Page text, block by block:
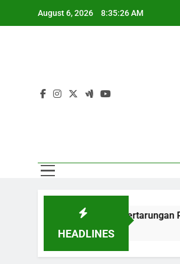
August 6, 2026 8:35:27 AM
HEADLINES
Pertarungan Penentu Langkah